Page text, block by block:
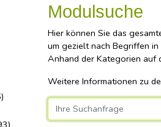
Modulsuche
Hier können Sie das
um gezielt nach Begriffen
Anhand der Kategorien auf
Weitere Informationen zu
Username